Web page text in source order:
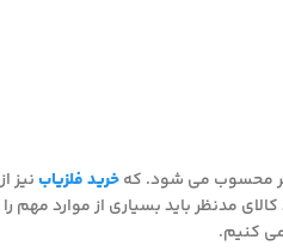
محسوب می شود. کهخرید فلزیابنیز از
مدنظر باید بسیاری از موارد مهم را
کنیم.